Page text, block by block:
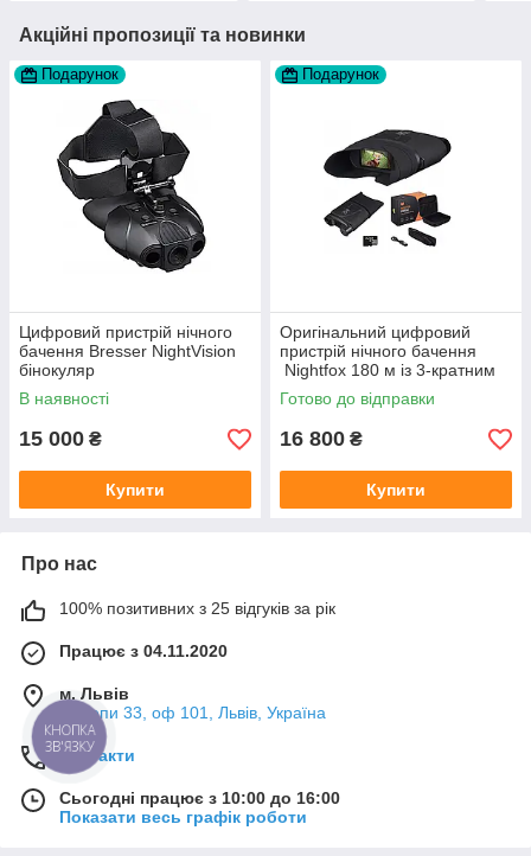
Акційні пропозиції та новинки
Подарунок
Цифровий пристрій нічного
бачення Bresser NightVision
бінокуляр
В наявності
15 000 ₴
Купити
Подарунок
Оригінальний цифровий
пристрій нічного бачення
Nightfox 180 м із 3-кратним
збільшенням
Готово до відправки
16 800 ₴
Купити
Про нас
100% позитивних з 25 відгуків за рік
Працює з 04.11.2020
м. Львів
Мазепи 33, оф 101, Львів, Україна
Контакти
Сьогодні працює з 10:00 до 16:00
Показати весь графік роботи
КНОПКА
ЗВ'ЯЗКУ